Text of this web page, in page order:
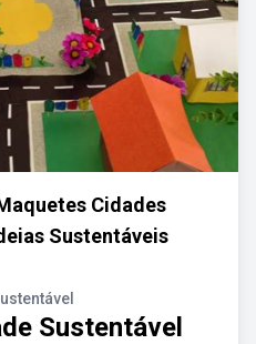
Cidades
Sustentáveis
Sustentável